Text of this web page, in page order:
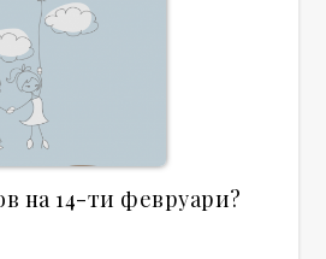
на 14-ти февруари?